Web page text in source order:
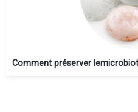
Comment préserver